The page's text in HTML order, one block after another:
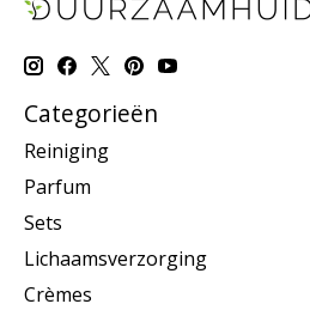
Categorieën
Reiniging
Parfum
Sets
Lichaamsverzorging
Crèmes